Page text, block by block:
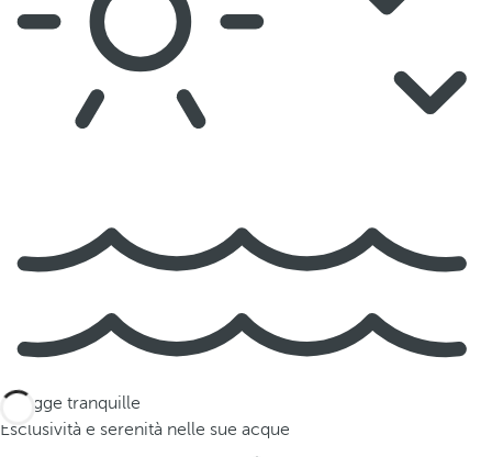
Spiagge tranquille
Esclusività e serenità nelle sue acque